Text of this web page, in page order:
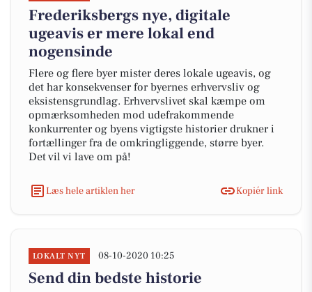
Frederiksbergs nye, digitale
ugeavis er mere lokal end
nogensinde
Flere og flere byer mister deres lokale ugeavis, og
det har konsekvenser for byernes erhvervsliv og
eksistensgrundlag. Erhvervslivet skal kæmpe om
opmærksomheden mod udefrakommende
konkurrenter og byens vigtigste historier drukner i
fortællinger fra de omkringliggende, større byer.
Det vil vi lave om på!
Læs hele artiklen her Kopiér link
LOKALT NYT 08-10-2020 10:25
Send din bedste historie